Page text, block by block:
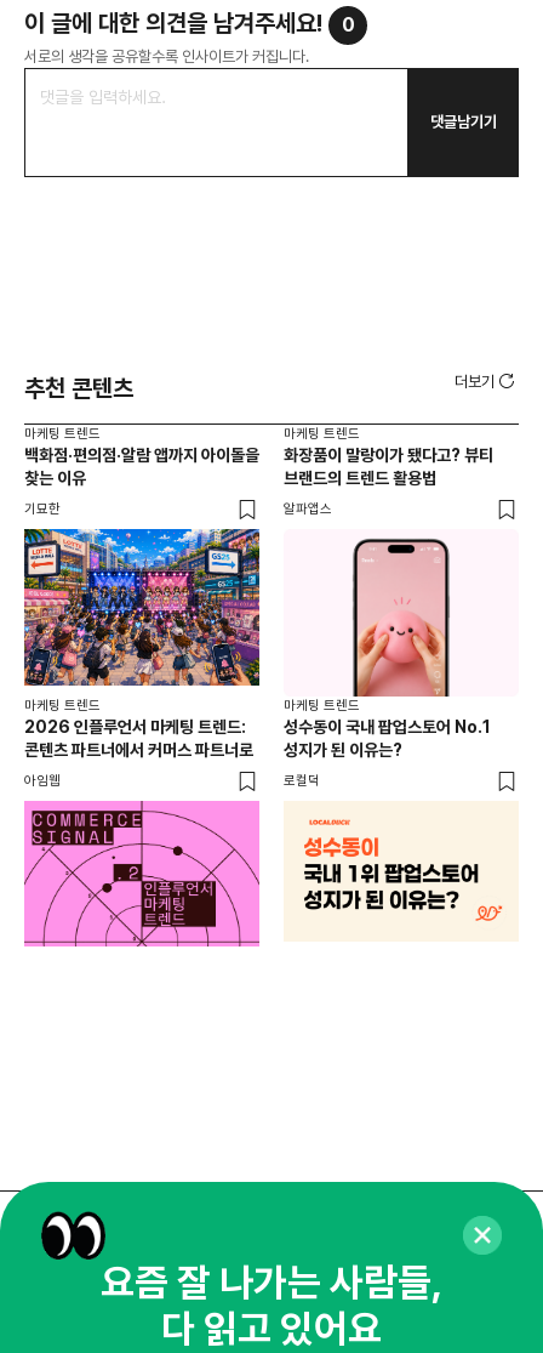
이 글에 대한 의견을 남겨주세요! 0
서로의 생각을 공유할수록 인사이트가 커집니다.
댓글남기기
추천 콘텐츠 더보기
마케팅 트렌드
백화점·편의점·알람 앱까지 아이돌을
찾는 이유
기묘한
마케팅 트렌드
화장품이 말랑이가 됐다고? 뷰티
브랜드의 트렌드 활용법
알파앱스
마케팅 트렌드
2026 인플루언서 마케팅 트렌드:
콘텐츠 파트너에서 커머스 파트너로
아임웹
마케팅 트렌드
성수동이 국내 팝업스토어 No.1
성지가 된 이유는?
로컬덕
매주 화요일 아침,
마케팅 감각을 깨워 드릴게요!
65,043명의 마케터를 성장시키는 뉴스레터
요즘 잘 나가는 사람들,
다 읽고 있어요